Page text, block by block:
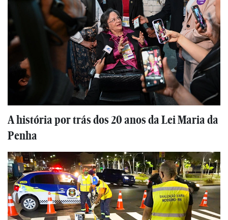
A história por trás dos 20 anos da Lei Maria da
Penha